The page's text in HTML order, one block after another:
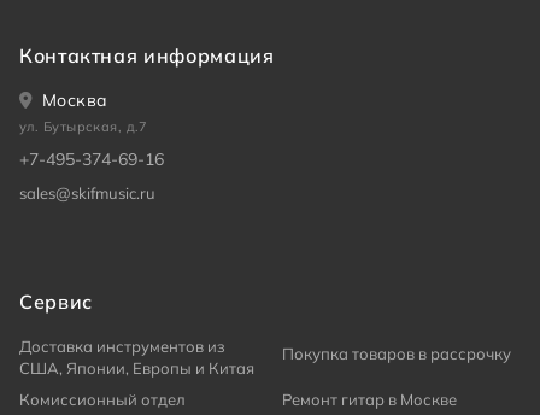
Контактная информация
Москва
ул. Бутырская, д.7
+7-495-374-69-16
sales@skifmusic.ru
Сервис
Доставка инструментов из
США, Японии, Европы и Китая
Покупка товаров в рассрочку
Комиссионный отдел
Ремонт гитар в Москве